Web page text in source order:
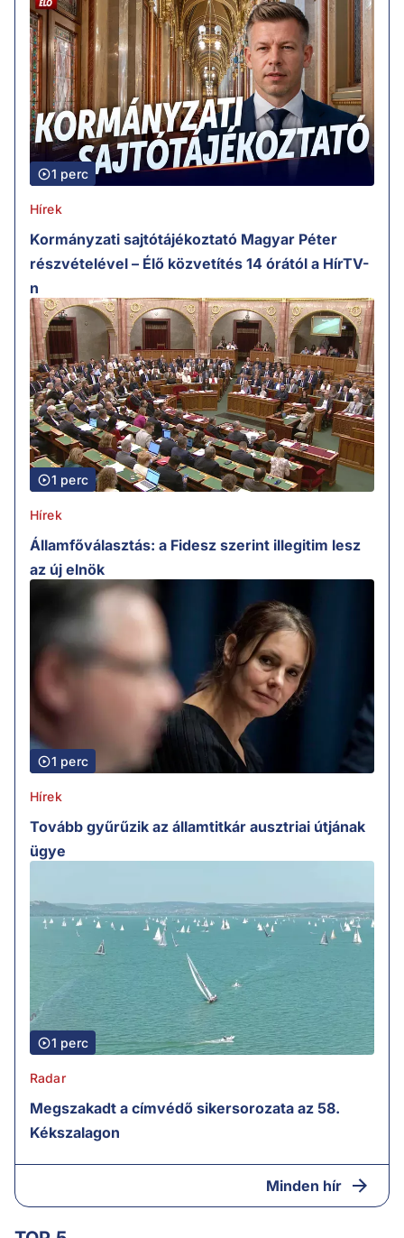
1 perc
Hírek
Kormányzati sajtótájékoztató Magyar Péter
részvételével – Élő közvetítés 14 órától a HírTV-
n
1 perc
Hírek
Államfőválasztás: a Fidesz szerint illegitim lesz
az új elnök
1 perc
Hírek
Tovább gyűrűzik az államtitkár ausztriai útjának
ügye
1 perc
Radar
Megszakadt a címvédő sikersorozata az 58.
Kékszalagon
Minden hír